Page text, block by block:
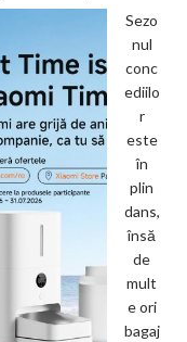
Sezo
nul
conc
ediilo
r
este
în
plin
dans,
însă
de
mult
e ori
bagaj